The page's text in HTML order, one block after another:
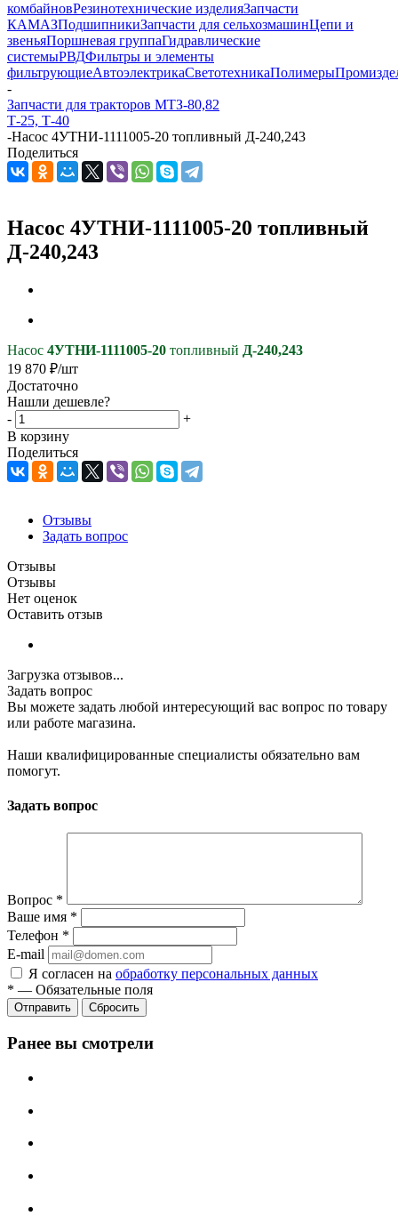
комбайновРезинотехнические изделияЗапчасти
КАМАЗПодшипникиЗапчасти для сельхозмашинЦепи и
звеньяПоршневая группаГидравлические
системыРВДФильтры и элементы
фильтрующиеАвтоэлектрикаСветотехникаПолимеры
-
Запчасти для тракторов МТЗ-80,82
Т-25, Т-40
-Насос 4УТНИ-1111005-20 топливный Д-240,243
Поделиться
Насос 4УТНИ-1111005-20 топливный
Д-240,243
Насос 4УТНИ-1111005-20 топливный Д-240,243
19 870 ₽/шт
Достаточно
Нашли дешевле?
-
+
В корзину
Поделиться
Отзывы
Задать вопрос
Отзывы
Отзывы
Нет оценок
Оставить отзыв
Загрузка отзывов...
Задать вопрос
Вы можете задать любой интересующий вас вопрос по товару
или работе магазина.
Наши квалифицированные специалисты обязательно вам
помогут.
Задать вопрос
Вопрос *
Ваше имя *
Телефон *
E-mail
Я согласен на обработку персональных данных
* — Обязательные поля
Сбросить
Ранее вы смотрели